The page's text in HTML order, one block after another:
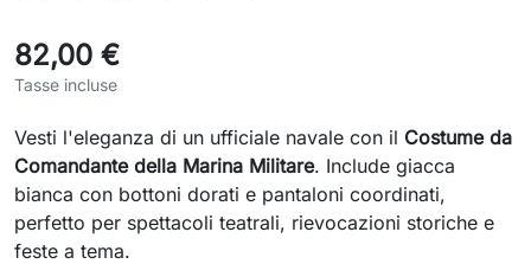
82,00 €
Tasse incluse
Vesti l'eleganza di un ufficiale navale con il Costume da
Comandante della Marina Militare. Include giacca
bianca con bottoni dorati e pantaloni coordinati,
perfetto per spettacoli teatrali, rievocazioni storiche e
feste a tema.